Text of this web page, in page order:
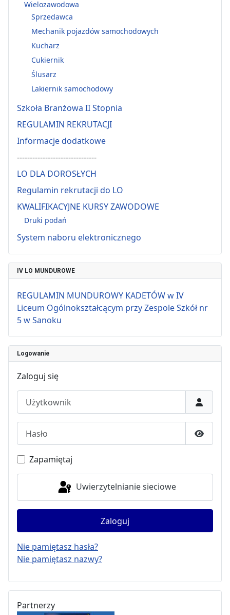
Wielozawodowa
Sprzedawca
Mechanik pojazdów samochodowych
Kucharz
Cukiernik
Ślusarz
Lakiernik samochodowy
Szkoła Branżowa II Stopnia
REGULAMIN REKRUTACJI
Informacje dodatkowe
-------------------------------
LO DLA DOROSŁYCH
Regulamin rekrutacji do LO
KWALIFIKACYJNE KURSY ZAWODOWE
Druki podań
System naboru elektronicznego
IV LO MUNDUROWE
REGULAMIN MUNDUROWY KADETÓW w IV
Liceum Ogólnokształcącym przy Zespole Szkół nr
5 w Sanoku
Logowanie
Zaloguj się
Pokaż
Zapamiętaj
Uwierzytelnianie sieciowe
Zaloguj
Nie pamiętasz hasła?
Nie pamiętasz nazwy?
Partnerzy